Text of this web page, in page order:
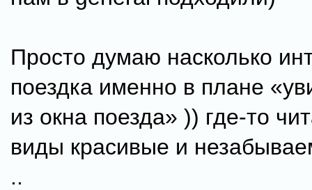
Просто думаю насколько
поездка именно в плане
из окна поезда» )) где-то
виды красивые и
..